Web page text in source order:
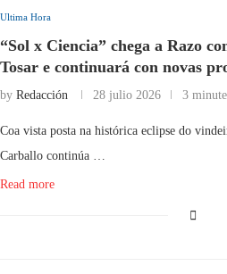
Ultima Hora
“Sol x Ciencia” chega a Razo
Tosar e continuará con novas
by Redacción 28 julio 2026 3
Coa vista posta na histórica eclipse do
Carballo continúa …
Read more